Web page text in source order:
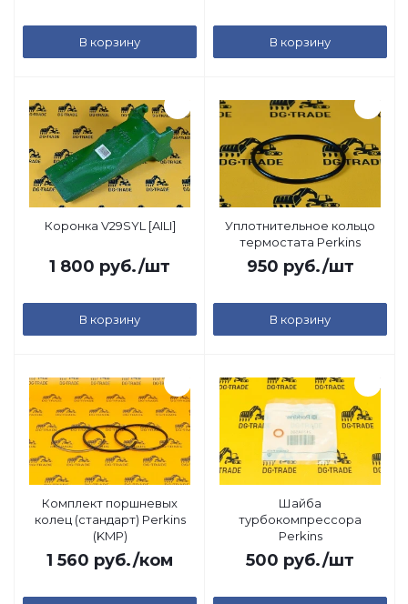
В корзину В корзину
Коронка V29SYL [AILI]
1 800 руб./шт
В корзину
Уплотнительное кольцо
термостата Perkins
950 руб./шт
В корзину
Комплект поршневых
колец (стандарт) Perkins
(KMP)
1 560 руб./ком
Шайба
турбокомпрессора
Perkins
500 руб./шт